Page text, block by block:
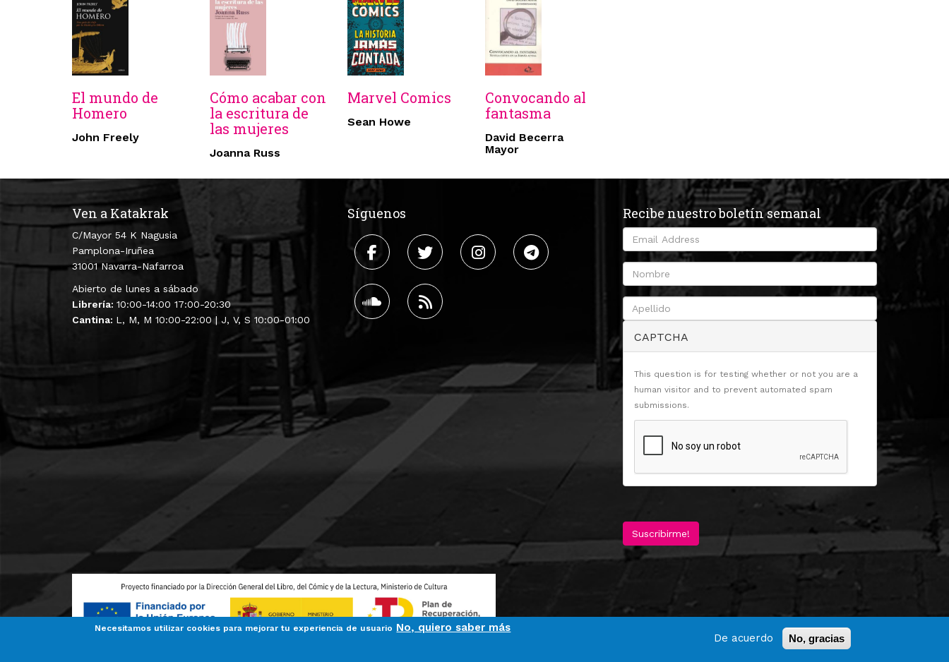
El mundo de
Homero
John Freely
Cómo acabar con
la escritura de
las mujeres
Joanna Russ
Marvel Comics
Sean Howe
Convocando al
fantasma
David Becerra
Mayor
Ven a Katakrak
C/Mayor 54 K Nagusia
Pamplona-Iruñea
31001 Navarra-Nafarroa
Abierto de lunes a sábado
Librería: 10:00-14:00 17:00-20:30
Cantina: L, M, M 10:00-22:00 | J, V, S 10:00-01:00
Síguenos Recibe nuestro boletín semanal
CAPTCHA
This question is for testing whether or not you are a
human visitor and to prevent automated spam
submissions.
Suscribirme!
Necesitamos utilizar cookies para mejorar tu experiencia de usuario No, quiero saber más
De acuerdo
No, gracias